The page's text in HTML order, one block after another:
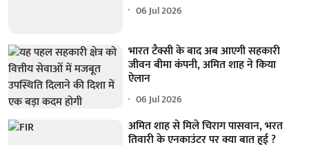
06 Jul 2026
भारत टैक्सी के बाद अब आएगी सहकारी
जीवन बीमा कंपनी, अमित शाह ने किया
ऐलान
06 Jul 2026
अमित शाह से मिले चिराग पासवान, भरत
तिवारी के एनकाउंटर पर क्या बात हुई ?